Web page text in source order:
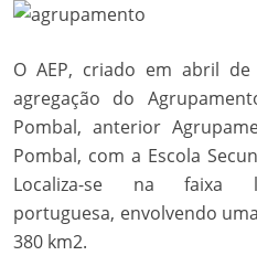
O AEP, criado em abril
agregação do
Pombal, anterior
Pombal, com a Escola
Localiza-se na faixa
portuguesa, envolvendo
380 km2.